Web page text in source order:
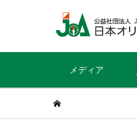
メディア